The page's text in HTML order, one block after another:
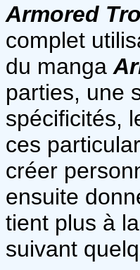
Armored
complet
du manga
parties, une
spécificités,
ces
créer
ensuite
tient plus à
suivant